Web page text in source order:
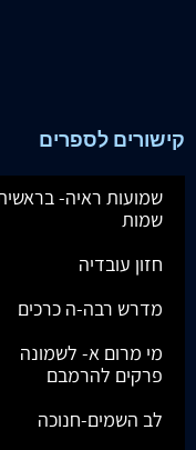
קישורים לספרים
שמועות ראיה-
שמות
חזון עובדיה
מדרש רבה-ה כרכים
מי מרום א- לשמונה
פרקים להרמבם
לב השמים-חנוכה